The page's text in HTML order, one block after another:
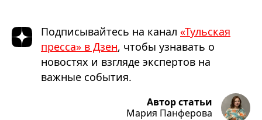
Подписывайтесь на канал «Тульская
пресса» в Дзен, чтобы узнавать о
новостях и взгляде экспертов на
важные события.
Автор статьи
Мария Панферова